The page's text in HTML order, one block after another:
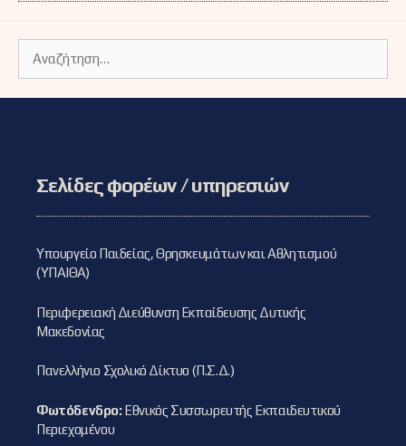
για:
Σελίδες φορέων / υπηρεσιών
Υπουργείο Παιδείας, Θρησκευμάτων και Αθλητισμού
(ΥΠΑΙΘΑ)
Περιφερειακή Διεύθυνση Εκπαίδευσης Δυτικής
Μακεδονίας
Πανελλήνιο Σχολικό Δίκτυο (Π.Σ.Δ.)
Φωτόδενδρο:Εθνικός Συσσωρευτής Εκπαιδευτικού
Περιεχομένου